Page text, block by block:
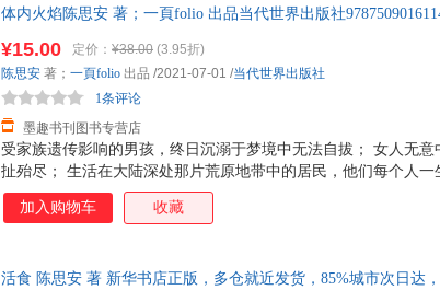
体内火焰陈思安 著；一頁folio 出品当代世界出版社
受家族遗传影响的男孩，终日沉溺于梦境中无法自拔； 女人无
扯殆尽； 生活在大陆深处那片荒原地带中的居民，他们每个人
组成的孔洞向外张望，是门镜观察家想去观察世界的方式…… 多
墙，用微尘的眼睛和碎片的叙事重新观看世界，从梦境与日常的
跳跃与定格，去捕捉漂流个体的身体化知识——爱或者恐惧，欲
¥15.00 定价： ¥38.00 (3.95折)
墨趣书刊图书专营店
1条评论
陈思安 著； 一頁folio 出品 /2021-07-01 /当代世界出版社
加入购物车 收藏
活食 陈思安 著 新华书店正版，多仓就近发货，85%城市次日达